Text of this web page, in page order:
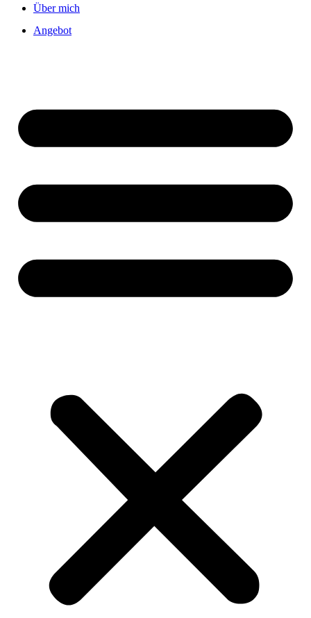
Über mich
Angebot